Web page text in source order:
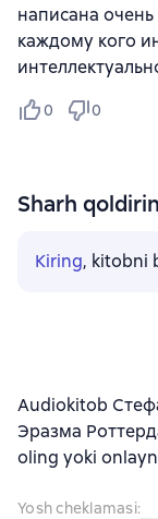
написана
каждому кого
0 0
Sharh
Kiring, kitobni
Audiokitob
Эразма
oling yoki
Yosh cheklamasi: